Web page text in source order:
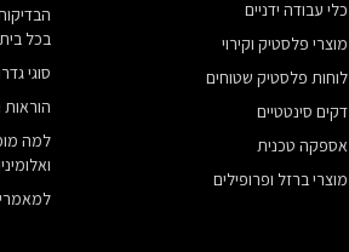
כלי עבודה ידניים
מוצרי פלסטיק וקירוי
לוחות פלסטיק שטוחים
דקים סינטטיים
אספקה טכנית
מוצרי ברזל ופרופילים
בכל בית
סוגי
למה